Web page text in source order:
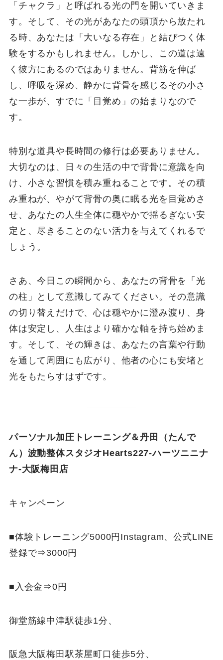
「チャクラ」と呼ばれる光の門を開いていきま
す。そして、その光があなたの頭頂から放たれ
る時、あなたは「大いなる存在」と結びつく体
験をするかもしれません。しかし、この道は遠
く彼方にあるのではありません。背筋を伸ば
し、呼吸を深め、静かに背骨を感じるその小さ
な一歩が、すでに「目覚め」の始まりなので
す。
特別な道具や長時間の修行は必要ありません。
大切なのは、日々の生活の中で背骨に意識を向
け、小さな習慣を積み重ねることです。その積
み重ねが、やがて背骨の奥に眠る光を目覚めさ
せ、あなたの人生全体に穏やかで揺るぎない安
定と、尽きることのない活力を与えてくれるで
しょう。
さあ、今日この瞬間から、あなたの背骨を「光
の柱」として意識してみてください。その意識
の切り替えだけで、心は穏やかに澄み渡り、身
体は安定し、人生はより確かな軸を持ち始めま
す。そして、その輝きは、あなたの言葉や行動
を通して周囲にも広がり、他者の心にも安堵と
光をもたらすはずです。
パーソナル加圧トレーニング＆丹田（たんで
ん）波動整体スタジオHearts227-ハーツニニナ
ナ-大阪梅田店
キャンペーン
■体験トレーニング5000円Instagram、公式LINE
登録で⇒3000円
■入会金⇒0円
御堂筋線中津駅徒歩1分、
阪急大阪梅田駅茶屋町口徒歩5分、